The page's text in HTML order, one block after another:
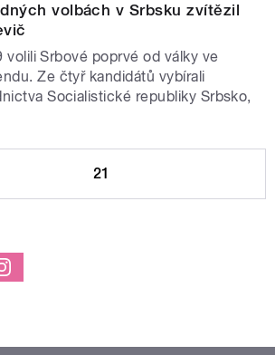
volbách v Srbsku zvítězil
volili Srbové poprvé od války ve
Ze čtyř kandidátů vybírali
Socialistické republiky Srbsko,
21